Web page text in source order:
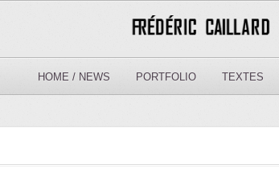
HOME / NEWS PORTFOLIO TEXTES